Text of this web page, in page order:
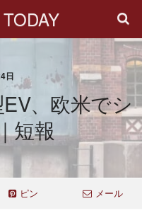
日
、欧米でシ
短報
ピン メール